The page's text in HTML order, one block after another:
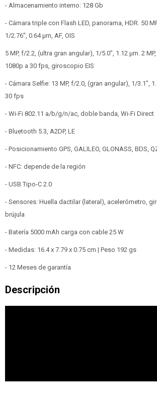
- Almacenamiento interno: 128 Gb
- Cámara triple con Flash LED, panorama, HDR. 50
1/2.76", 0.64 µm, AF, OIS
5 MP, f/2.2, (ultra gran angular), 1/5.0", 1.12 µm. 2
1080p a 30 fps, giroscopio EIS
- Cámara Selfie: 13 MP, f/2.0, (gran angular), 1/3.1",
30 fps
- Wi-Fi 802.11 a/b/g/n/ac, doble banda, Wi-Fi Direct
- Bluetooth 5.3, A2DP, LE
- Posicionamiento GPS, GALILEO, GLONASS, BDS,
- NFC: depende de la región
- USB Tipo-C 2.0
- Sensores: Huella dactilar (lateral), acelerómetro,
brújula
- Batería 5000 mAh carga con cable 25 W
- Medidas: 16.4 x 7.79 x 0.75 cm | Peso 192 gs
- 12 Meses de garantía